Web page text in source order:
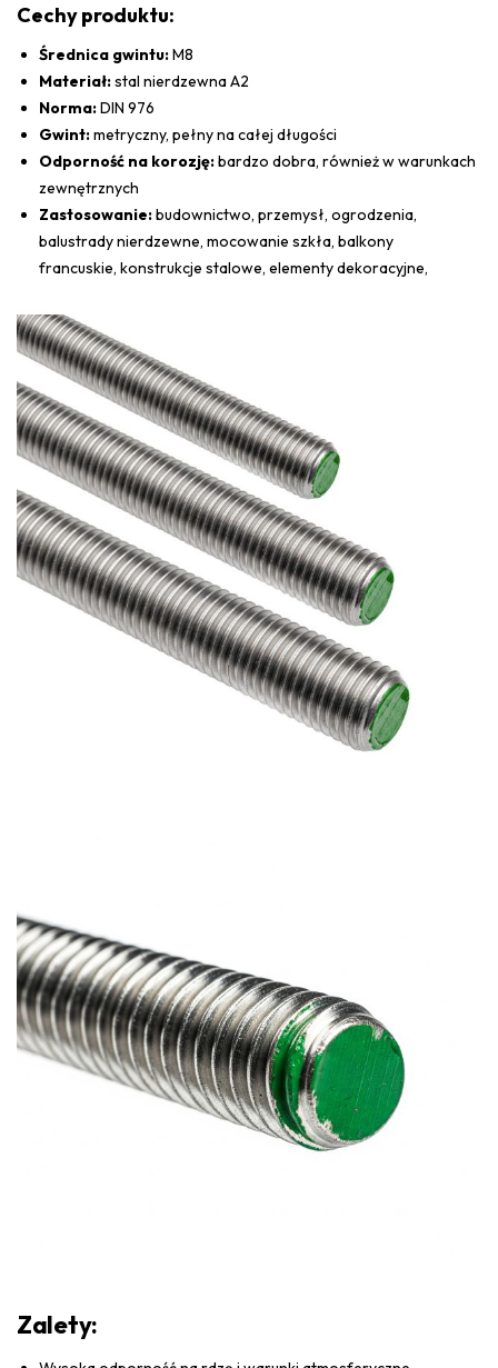
Cechy produktu:
Średnica gwintu:M8
Materiał:stal nierdzewna A2
Norma:DIN 976
Gwint:metryczny, pełny na całej długości
Odporność na korozję:bardzo dobra, również w warunkach
zewnętrznych
Zastosowanie:budownictwo, przemysł, ogrodzenia,
balustrady nierdzewne, mocowanie szkła, balkony
francuskie, konstrukcje stalowe, elementy dekoracyjne,
Zalety: